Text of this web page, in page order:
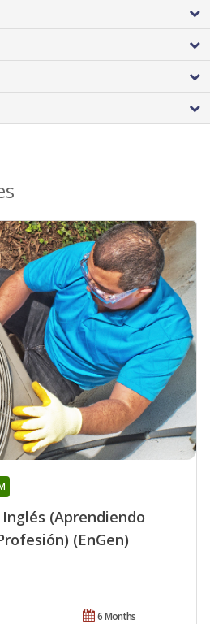
Inglés (Aprendiendo
(EnGen)
6 Months